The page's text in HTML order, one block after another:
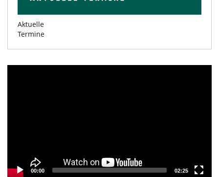
Aktuelle
Termine
00:00 02:25